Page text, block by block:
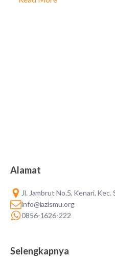
Alamat
Jl. Jambrut No.5, Kenari,
info@lazismu.org
0856-1626-222
Selengkapnya